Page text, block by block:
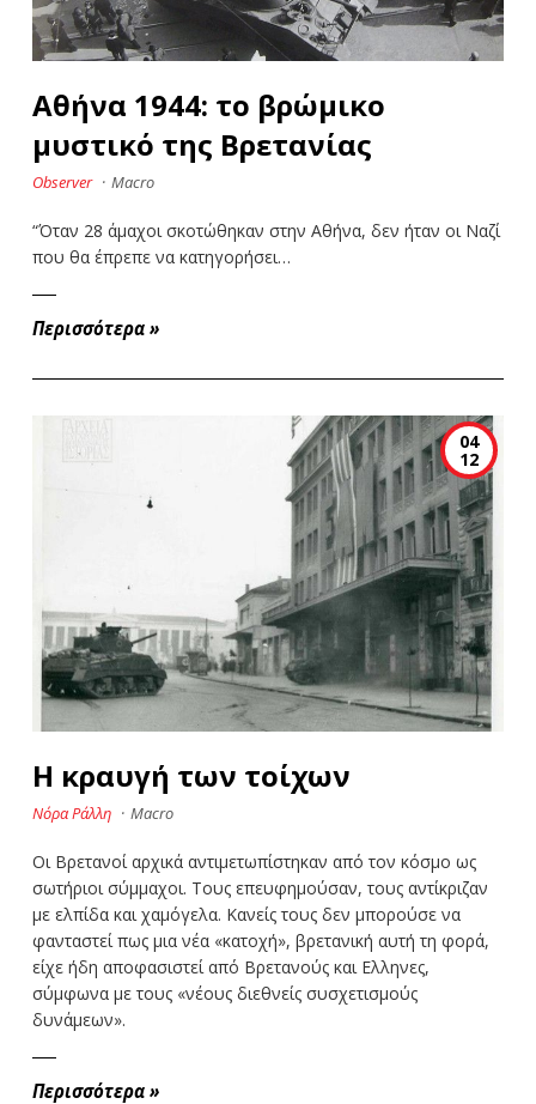
Αθήνα 1944: το βρώμικο
μυστικό της Βρετανίας
Observer · Macro
“Όταν 28 άμαχοι σκοτώθηκαν στην Αθήνα, δεν ήταν οι Ναζί
που θα έπρεπε να κατηγορήσει…
Περισσότερα »
04
12
Η κραυγή των τοίχων
Νόρα Ράλλη · Macro
Οι Βρετανοί αρχικά αντιμετωπίστηκαν από τον κόσμο ως
σωτήριοι σύμμαχοι. Τους επευφημούσαν, τους αντίκριζαν
με ελπίδα και χαμόγελα. Κανείς τους δεν μπορούσε να
φανταστεί πως μια νέα «κατοχή», βρετανική αυτή τη φορά,
είχε ήδη αποφασιστεί από Βρετανούς και Ελληνες,
σύμφωνα με τους «νέους διεθνείς συσχετισμούς
δυνάμεων».
Περισσότερα »